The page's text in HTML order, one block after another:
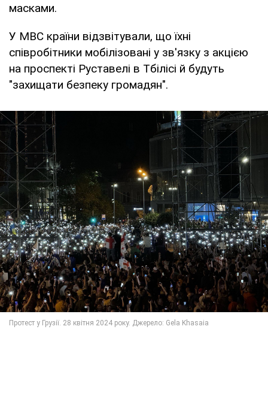
масками.
У МВС країни відзвітували, що їхні
співробітники мобілізовані у зв'язку з акцією
на проспекті Руставелі в Тбілісі й будуть
"захищати безпеку громадян".